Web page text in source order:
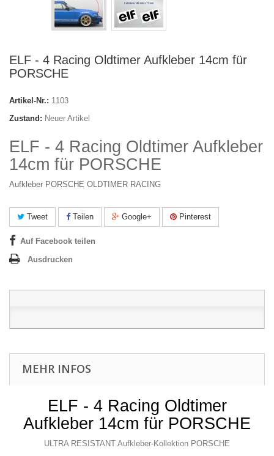
ELF - 4 Racing Oldtimer Aufkleber 14cm für
PORSCHE
Artikel-Nr.: 1103
Zustand: Neuer Artikel
ELF - 4 Racing Oldtimer Aufkleber
14cm für PORSCHE
Aufkleber PORSCHE OLDTIMER RACING
Tweet Teilen Google+ Pinterest
Auf Facebook teilen
Ausdrucken
MEHR INFOS
ELF - 4 Racing Oldtimer
Aufkleber 14cm für PORSCHE
ULTRA RESISTANT Aufkleber-Kollektion PORSCHE